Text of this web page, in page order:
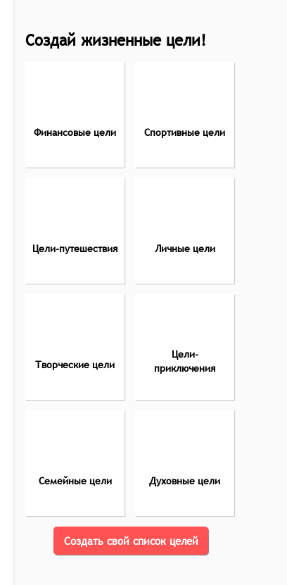
Создай жизненные цели!
Финансовые цели Спортивные цели
Цели-путешествия Личные цели
Творческие цели
Цели-
приключения
Семейные цели Духовные цели
Создать свой список целей